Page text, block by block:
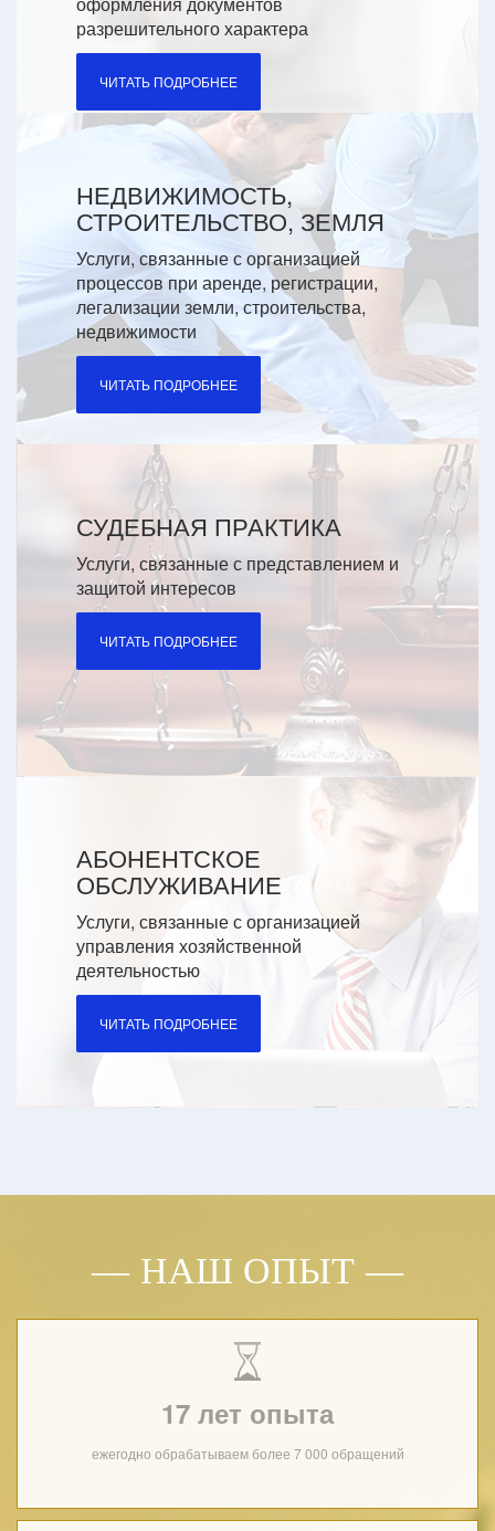
разрешительного характера
ЧИТАТЬ ПОДРОБНЕЕ
НЕДВИЖИМОСТЬ,
СТРОИТЕЛЬСТВО, ЗЕМЛЯ
Услуги, связанные с организацией
процессов при аренде, регистрации,
легализации земли, строительства,
недвижимости
ЧИТАТЬ ПОДРОБНЕЕ
СУДЕБНАЯ ПРАКТИКА
Услуги, связанные с представлением и
защитой интересов
ЧИТАТЬ ПОДРОБНЕЕ
АБОНЕНТСКОЕ
ОБСЛУЖИВАНИЕ
Услуги, связанные с организацией
управления хозяйственной
деятельностью
ЧИТАТЬ ПОДРОБНЕЕ
НАШ ОПЫТ
17 лет опыта
ежегодно обрабатываем более 7 000 обращений